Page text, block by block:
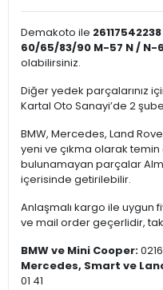
Demakoto ile 26117542238
60/65/83/90 M-57 N / N-
olabilirsiniz.
Diğer yedek parçalarınız
Kartal Oto Sanayi’de 2
BMW, Mercedes, Land
yeni ve çıkma olarak
bulunamayan parçalar
içerisinde getirilebilir.
Anlaşmalı kargo ile uygun
ve mail order geçerlidir,
BMW ve Mini Cooper:
Mercedes, Smart ve
01 41